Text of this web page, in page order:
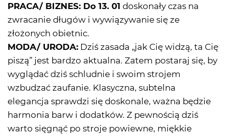
PRACA/ BIZNES: Do 13. 01 doskonały czas na
zwracanie długów i wywiązywanie się ze
złożonych obietnic.
MODA/ URODA: Dziś zasada „jak Cię widzą, ta Cię
piszą” jest bardzo aktualna. Zatem postaraj się, by
wyglądać dziś schludnie i swoim strojem
wzbudzać zaufanie. Klasyczna, subtelna
elegancja sprawdzi się doskonale, ważna będzie
harmonia barw i dodatków. Z pewnością dziś
warto sięgnąć po stroje powiewne, miękkie